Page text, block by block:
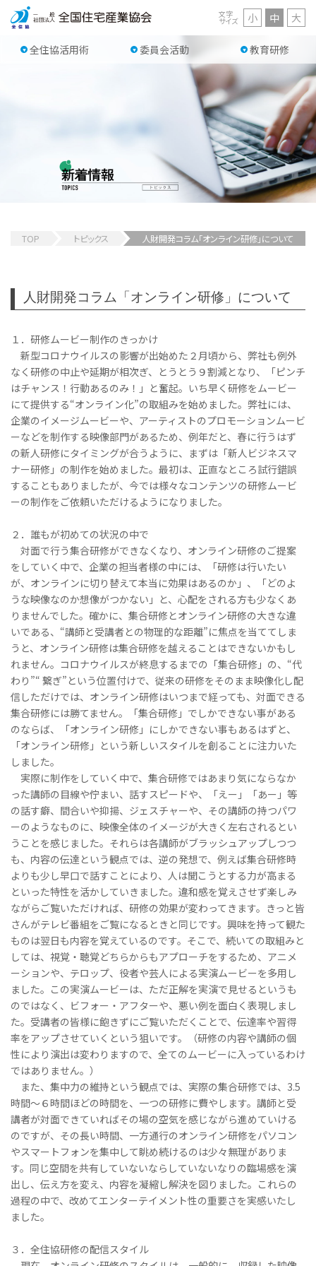
全住協活用術 委員会活動 教育研修
文字
サイズ 小 中 大
TOP トピックス 人財開発コラム「オンライン研修」について
人財開発コラム「オンライン研修」について
１．研修ムービー制作のきっかけ
新型コロナウイルスの影響が出始めた２月頃から、弊社も例外
なく研修の中止や延期が相次ぎ、とうとう９割減となり、「ピンチ
はチャンス！行動あるのみ！」と奮起。いち早く研修をムービー
にて提供する“オンライン化”の取組みを始めました。弊社には、
企業のイメージムービーや、アーティストのプロモーションムービ
ーなどを制作する映像部門があるため、例年だと、春に行うはず
の新人研修にタイミングが合うように、まずは「新人ビジネスマ
ナー研修」の制作を始めました。最初は、正直なところ試行錯誤
することもありましたが、今では様々なコンテンツの研修ムービ
ーの制作をご依頼いただけるようになりました。
２．誰もが初めての状況の中で
対面で行う集合研修ができなくなり、オンライン研修のご提案
をしていく中で、企業の担当者様の中には、「研修は行いたい
が、オンラインに切り替えて本当に効果はあるのか」、「どのよ
うな映像なのか想像がつかない」と、心配をされる方も少なくあ
りませんでした。確かに、集合研修とオンライン研修の大きな違
いである、“講師と受講者との物理的な距離”に焦点を当ててしま
うと、オンライン研修は集合研修を越えることはできないかもし
れません。コロナウイルスが終息するまでの「集合研修」の、“代
わり”“ 繋ぎ”という位置付けで、従来の研修をそのまま映像化し配
信しただけでは、オンライン研修はいつまで経っても、対面できる
集合研修には勝てません。「集合研修」でしかできない事がある
のならば、「オンライン研修」にしかできない事もあるはずと、
「オンライン研修」という新しいスタイルを創ることに注力いた
しました。
実際に制作をしていく中で、集合研修ではあまり気にならなか
った講師の目線や佇まい、話すスピードや、「えー」「あー」等
の話す癖、間合いや抑揚、ジェスチャーや、その講師の持つパワ
ーのようなものに、映像全体のイメージが大きく左右されるとい
うことを感じました。それらは各講師がブラッシュアップしつつ
も、内容の伝達という観点では、逆の発想で、例えば集合研修時
よりも少し早口で話すことにより、人は聞こうとする力が高まる
といった特性を活かしていきました。違和感を覚えさせず楽しみ
ながらご覧いただければ、研修の効果が変わってきます。きっと皆
さんがテレビ番組をご覧になるときと同じです。興味を持って観た
ものは翌日も内容を覚えているのです。そこで、続いての取組みと
しては、視覚・聴覚どちらからもアプローチをするため、アニメ
ーションや、テロップ、役者や芸人による実演ムービーを多用し
ました。この実演ムービーは、ただ正解を実演で見せるというも
のではなく、ビフォー・アフターや、悪い例を面白く表現しまし
た。受講者の皆様に飽きずにご覧いただくことで、伝達率や習得
率をアップさせていくという狙いです。（研修の内容や講師の個
性により演出は変わりますので、全てのムービーに入っているわけ
ではありません。）
また、集中力の維持という観点では、実際の集合研修では、3.5
時間～６時間ほどの時間を、一つの研修に費やします。講師と受
講者が対面できていればその場の空気を感じながら進めていける
のですが、その長い時間、一方通行のオンライン研修をパソコン
やスマートフォンを集中して眺め続けるのは少々無理がありま
す。同じ空間を共有していないならしていないなりの臨場感を演
出し、伝え方を変え、内容を凝縮し解決を図りました。これらの
過程の中で、改めてエンターテイメント性の重要さを実感いたし
ました。
３．全住協研修の配信スタイル